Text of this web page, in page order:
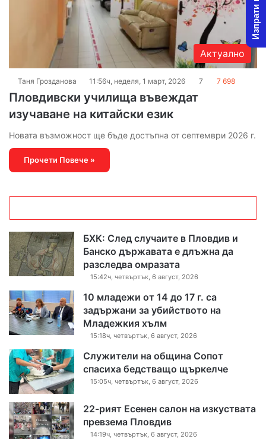
Актуално
Таня Грозданова 11:56ч, неделя, 1 март, 2026 7 7 698
Пловдивски училища въвеждат
изучаване на китайски език
Новата възможност ще бъде достъпна от септември 2026 г.
Прочети Повече »
БХК: След случаите в Пловдив и
Банско държавата е длъжна да
разследва омразата
15:42ч, четвъртък, 6 август, 2026
10 младежи от 14 до 17 г. са
задържани за убийството на
Младежкия хълм
15:18ч, четвъртък, 6 август, 2026
Служители на община Сопот
спасиха бедстващо щъркелче
15:05ч, четвъртък, 6 август, 2026
22-рият Есенен салон на изкуствата
превзема Пловдив
14:19ч, четвъртък, 6 август, 2026